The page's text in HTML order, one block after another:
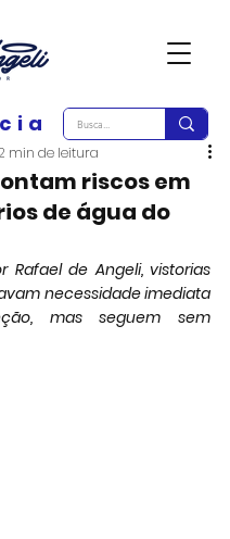
riscos em
de água do
min de leitura
Rafael de Angeli, vistorias
necessidade imediata
mas seguem sem